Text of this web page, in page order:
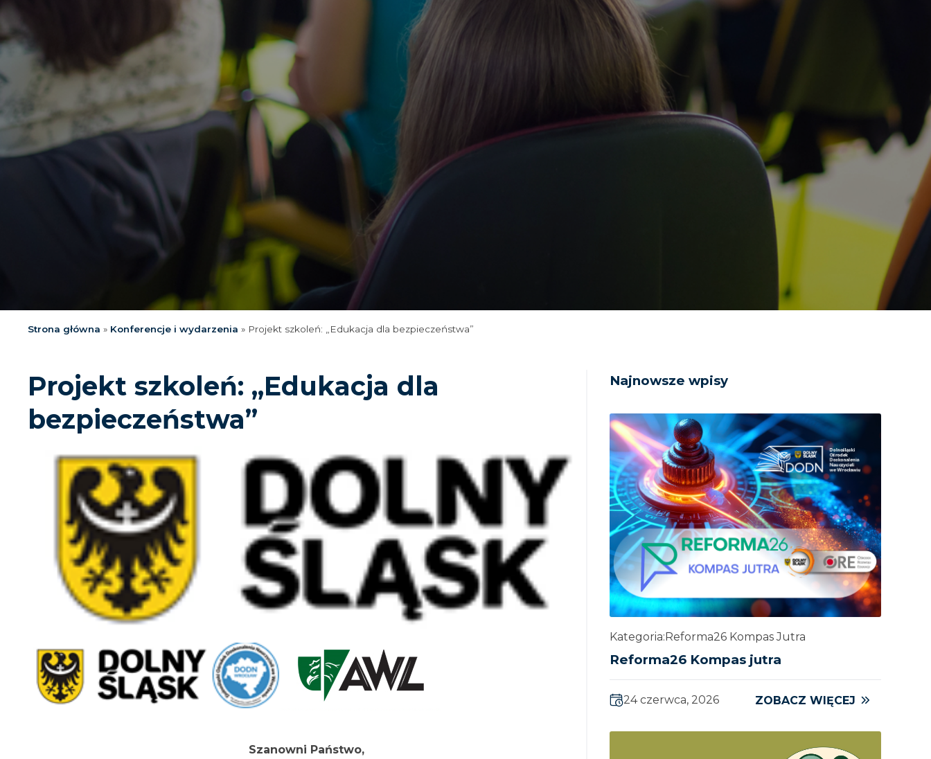
Strona główna » Konferencje i wydarzenia » Projekt szkoleń: „Edukacja dla bezpieczeństwa”
Projekt szkoleń: „Edukacja dla
bezpieczeństwa”
Szanowni Państwo,
Najnowsze wpisy
Kategoria: Reforma26 Kompas Jutra
Reforma26 Kompas jutra
24 czerwca, 2026 ZOBACZ WIĘCEJ